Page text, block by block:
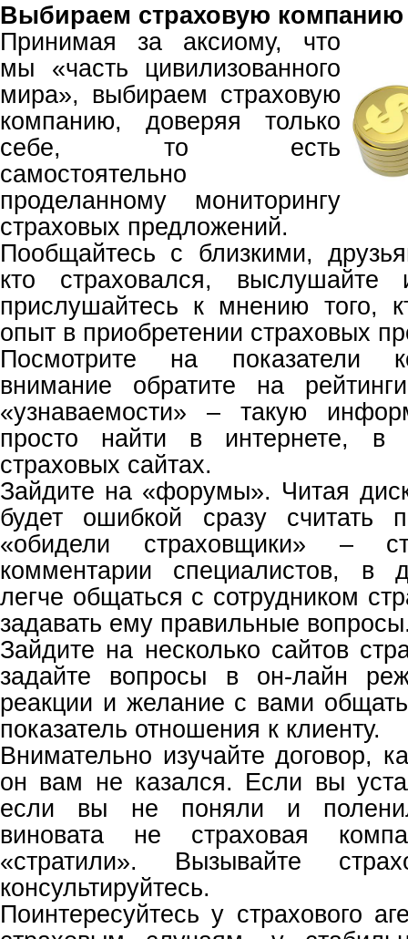
Выбираем страховую компанию
Принимая за аксиому, что
мы «часть цивилизованного
мира», выбираем страховую
компанию, доверяя только
себе, то есть
самостоятельно
проделанному мониторингу
страховых предложений.
Пообщайтесь с близкими,
кто страховался, выслушайте
прислушайтесь к мнению того,
опыт в приобретении страховых
Посмотрите на показатели
внимание обратите на
«узнаваемости» – такую
просто найти в интернете,
страховых сайтах.
Зайдите на «форумы». Читая
будет ошибкой сразу считать
«обидели страховщики» –
комментарии специалистов, в
легче общаться с сотрудником
задавать ему правильные
Зайдите на несколько сайтов
задайте вопросы в он-лайн
реакции и желание с вами
показатель отношения к клиенту.
Внимательно изучайте договор,
он вам не казался. Если вы
если вы не поняли и
виновата не страховая
«стратили». Вызывайте
консультируйтесь.
Поинтересуйтесь у страхового